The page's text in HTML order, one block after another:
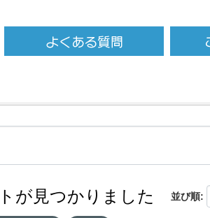
並び順
が見つかりました